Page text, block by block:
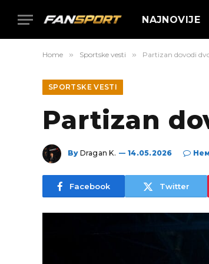
NAJNOVIJE
Home » Sportske vesti » Partizan dovodi
SPORTSKE VESTI
Partizan
By Dragan K. 14.05.2026
Facebook Twitter